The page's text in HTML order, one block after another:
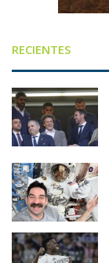
RECIENTES